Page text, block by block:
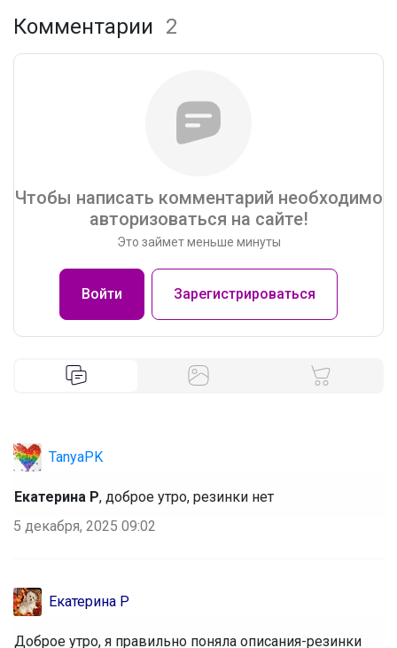
Комментарии 2
Чтобы написать комментарий необходимо
авторизоваться на сайте!
Это займет меньше минуты
Войти Зарегистрироваться
TanyaPK
Екатерина Р, доброе утро, резинки нет
5 декабря, 2025 09:02
Екатерина Р
Доброе утро, я правильно поняла описания-резинки